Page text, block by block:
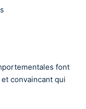
font
convaincant qui